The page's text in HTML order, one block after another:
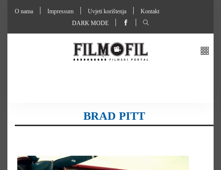
O nama Impressum Uvjeti korištenja
Kontakt
DARK MODE
BRAD PITT